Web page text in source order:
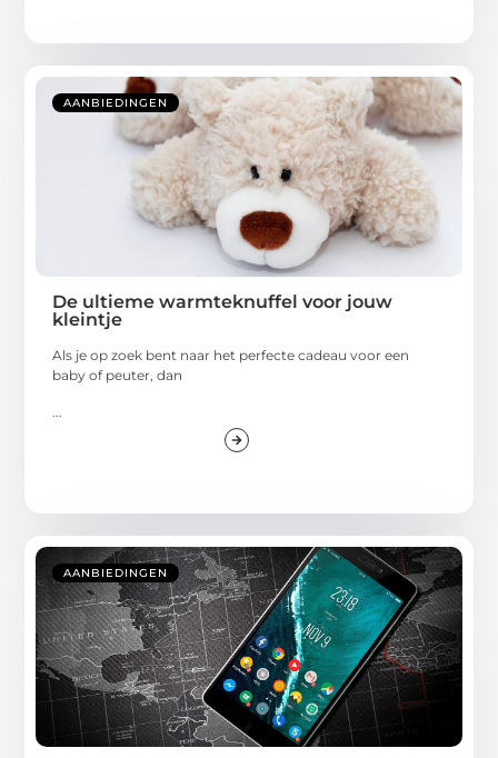
AANBIEDINGEN
De ultieme warmteknuffel voor jouw
kleintje
Als je op zoek bent naar het perfecte cadeau voor een
baby of peuter, dan
AANBIEDINGEN